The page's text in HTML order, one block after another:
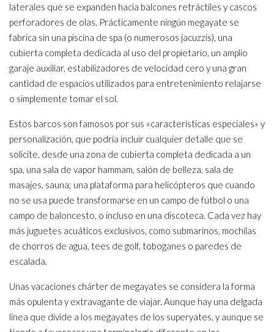
laterales que se expanden hacia balcones retráctiles y cascos
perforadores de olas. Prácticamente ningún megayate se
fabrica sin una piscina de spa (o numerosos jacuzzis), una
cubierta completa dedicada al uso del propietario, un amplio
garaje auxiliar, estabilizadores de velocidad cero y una gran
cantidad de espacios utilizados para entretenimiento relajarse
o simplemente tomar el sol.
Estos barcos son famosos por sus «características especiales» y
personalización, que podría incluir cualquier detalle que se
solicite, desde una zona de cubierta completa dedicada a un
spa, una sala de vapor hammam, salón de belleza, sala de
masajes, sauna; una plataforma para helicópteros que cuando
no se usa puede transformarse en un campo de fútbol o una
campo de baloncesto, o incluso en una discoteca. Cada vez hay
más juguetes acuáticos exclusivos, como submarinos, mochilas
de chorros de agua, tees de golf, toboganes o paredes de
escalada.
Unas vacaciones chárter de megayates se considera la forma
más opulenta y extravagante de viajar. Aunque hay una delgada
línea que divide a los megayates de los superyates, y aunque se